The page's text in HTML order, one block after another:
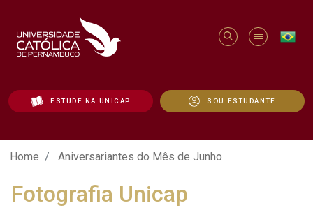
ESTUDE NA UNICAP SOU ESTUDANTE
Aniversariantes do Mês de Junho -
Home Aniversariantes do Mês de Junho
Fotografia Unicap